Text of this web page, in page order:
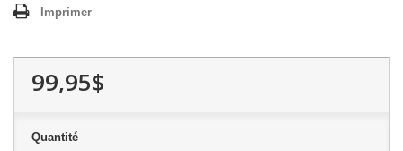
Imprimer
99,95$
Quantité